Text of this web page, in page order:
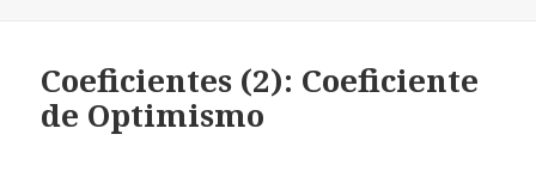
Coeficientes (2): Coeficiente
de Optimismo